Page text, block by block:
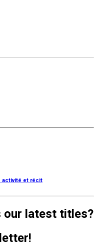
activité et récit
our latest titles?